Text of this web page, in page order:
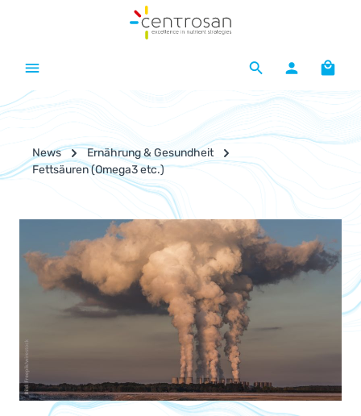
Zum Hauptinhalt springen
News
Ernährung & Gesundheit
Fettsäuren (Omega3 etc.)
Bildergalerie überspringen